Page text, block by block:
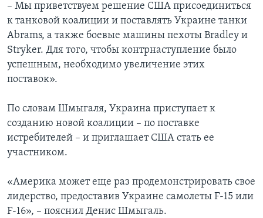
– Мы приветствуем решение США присоединиться
к танковой коалиции и поставлять Украине танки
Abrams, а также боевые машины пехоты Bradley и
Stryker. Для того, чтобы контрнаступление было
успешным, необходимо увеличение этих
поставок».
По словам Шмыгаля, Украина приступает к
созданию новой коалиции – по поставке
истребителей – и приглашает США стать ее
участником.
«Америка может еще раз продемонстрировать свое
лидерство, предоставив Украине самолеты F-15 или
F-16», – пояснил Денис Шмыгаль.